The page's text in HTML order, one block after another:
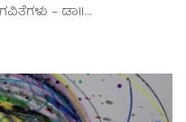
– ಡಾII…